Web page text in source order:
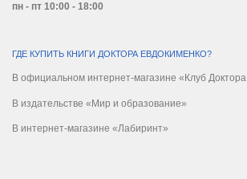
пн - пт 10:00 - 18:00
ГДЕ КУПИТЬ КНИГИ ДОКТОРА ЕВДОКИМЕНКО?
В официальном интернет-магазине «Клуб
В издательстве «Мир и образование»
В интернет-магазине «Лабиринт»